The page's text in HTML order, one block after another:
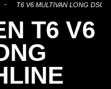
T6 V6 MULTIVAN LONG DSG
T6 V6